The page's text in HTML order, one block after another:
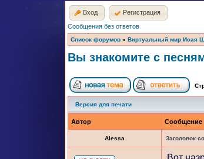
Вход Регистрация
Сообщения без ответов
Список форумов » Виртуальный мир Исая
Вы знакомите с
Версия для печати
Автор Сообщение
Alessa Заголовок